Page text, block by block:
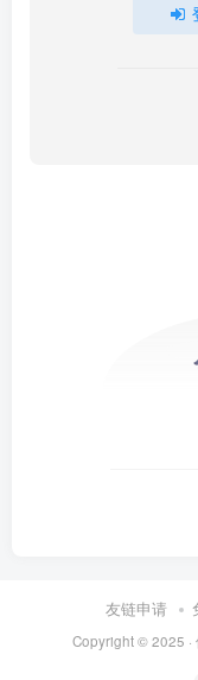
友链申请
Copyright © 2025 ·